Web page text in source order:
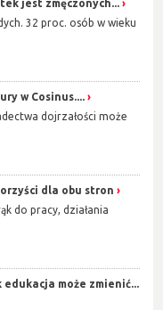
jest zmęczonych...
32 proc. osób w wieku
w Cosinus....
dojrzałości może
dla obu stron
do pracy, działania
może zmienić...